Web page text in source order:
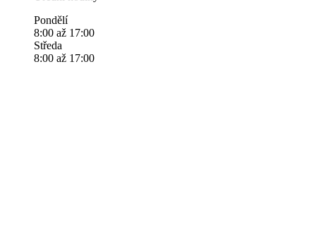
Pondělí
8:00 až 17:00
Středa
8:00 až 17:00